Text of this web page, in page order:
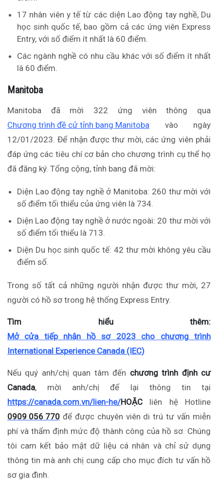
17 nhân viên y tế từ các diện Lao động tay nghề, Du
học sinh quốc tế, bao gồm cả các ứng viên Express
Entry, với số điểm ít nhất là 60 điểm.
Các ngành nghề có nhu cầu khác với số điểm ít nhất
là 60 điểm.
Manitoba
Manitoba đã mời 322 ứng viên thông qua
Chương trình đề cử tỉnh bang Manitoba vào ngày
12/01/2023. Để nhận được thư mời, các ứng viên phải
đáp ứng các tiêu chí cơ bản cho chương trình cụ thể họ
đã đăng ký. Tổng cộng, tỉnh bang đã mời:
Diện Lao động tay nghề ở Manitoba: 260 thư mời với
số điểm tối thiểu của ứng viên là 734.
Diện Lao động tay nghề ở nước ngoài: 20 thư mời với
số điểm tối thiểu là 713.
Diện Du học sinh quốc tế: 42 thư mời không yêu cầu
điểm số.
Trong số tất cả những người nhận được thư mời, 27
người có hồ sơ trong hệ thống Express Entry.
Tìm hiểu thêm:
Mở cửa tiếp nhận hồ sơ 2023 cho chương trình
International Experience Canada (IEC)
Nếu quý anh/chị quan tâm đến chương trình định cư
Canada, mời anh/chị để lại thông tin tại
https://canada.com.vn/lien-he/HOẶC liên hệ Hotline
0909 056 770 để được chuyên viên di trú tư vấn miễn
phí và thẩm định mức độ thành công của hồ sơ. Chúng
tôi cam kết bảo mật dữ liệu cá nhân và chỉ sử dụng
thông tin mà anh chị cung cấp cho mục đích tư vấn hồ
sơ gia đình.